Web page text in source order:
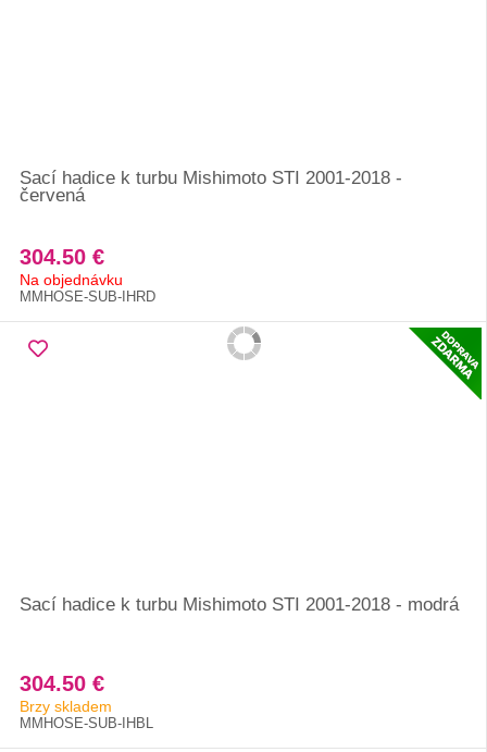
Sací hadice k turbu Mishimoto STI 2001-2018 -
červená
304.50 €
Na objednávku
MMHOSE-SUB-IHRD
Sací hadice k turbu Mishimoto STI 2001-2018 - modrá
304.50 €
Brzy skladem
MMHOSE-SUB-IHBL